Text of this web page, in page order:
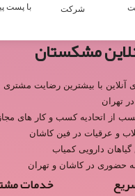
شرکت
با پست
مشکستان
آنلاین با بیشترین رضایت مشتری
تهران
از اتحادیه کسب و کار های
و عرقیات در فین کاشان
دارویی کمیاب
حضوری در کاشان و تهران
خدمات